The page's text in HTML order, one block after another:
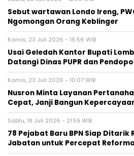
Sebut wartawan Londo Ireng,
Ngomongan Orang Keblinger
Kamis, 23 Juli 2026 - 16:56 WIB
Usai Geledah Kantor Bupati
Datangi Dinas PUPR dan
Kamis, 23 Juli 2026 - 10:07 WIB
Nusron Minta Layanan
Cepat, Janji Bangun
Sabtu, 18 Juli 2026 - 21:59 WIB
78 Pejabat Baru BPN Siap
Jabatan untuk Percepat